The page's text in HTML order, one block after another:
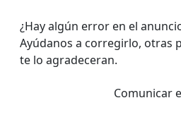
¿Hay algún error en el
Ayúdanos a corregirlo, otras
te lo agradeceran.
Comunicar